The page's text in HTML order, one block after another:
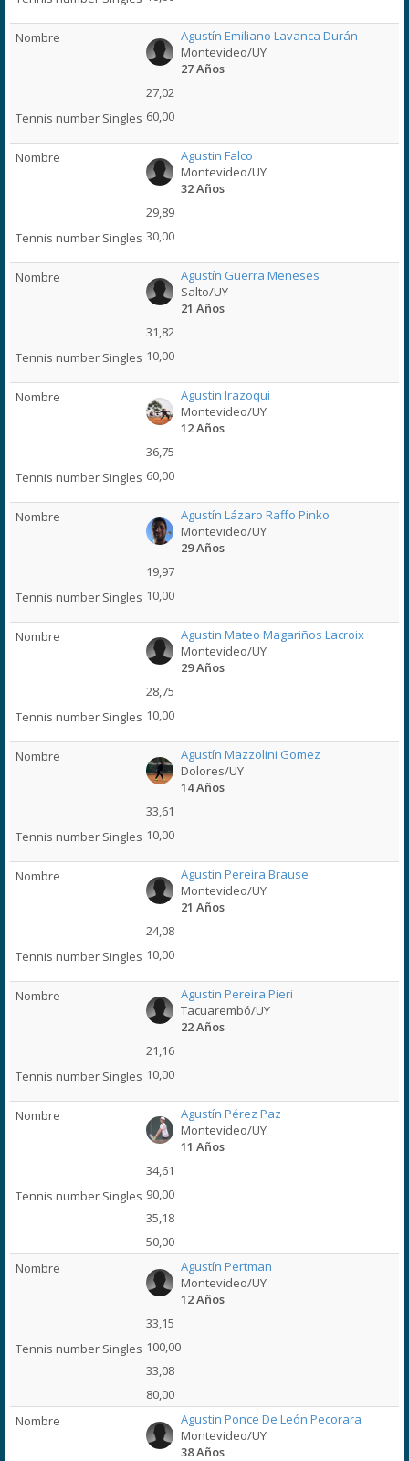
Agustín Emiliano Lavanca Durán
Montevideo/UY
27 Años
27,02
60,00
Agustin Falco
Montevideo/UY
32 Años
29,89
30,00
Agustín Guerra Meneses
Salto/UY
21 Años
31,82
10,00
Agustin Irazoqui
Montevideo/UY
12 Años
36,75
60,00
Agustín Lázaro Raffo Pinko
Montevideo/UY
29 Años
19,97
10,00
Agustin Mateo Magariños Lacroix
Montevideo/UY
29 Años
28,75
10,00
Agustín Mazzolini Gomez
Dolores/UY
14 Años
33,61
10,00
Agustin Pereira Brause
Montevideo/UY
21 Años
24,08
10,00
Agustin Pereira Pieri
Tacuarembó/UY
22 Años
21,16
10,00
Agustín Pérez Paz
Montevideo/UY
11 Años
34,61
90,00
35,18
50,00
Agustín Pertman
Montevideo/UY
12 Años
33,15
100,00
33,08
80,00
Agustin Ponce De León Pecorara
Montevideo/UY
38 Años